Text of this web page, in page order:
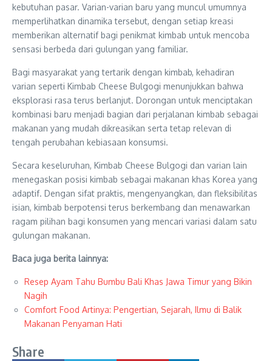
kebutuhan pasar. Varian-varian baru yang muncul umumnya
memperlihatkan dinamika tersebut, dengan setiap kreasi
memberikan alternatif bagi penikmat kimbab untuk mencoba
sensasi berbeda dari gulungan yang familiar.
Bagi masyarakat yang tertarik dengan kimbab, kehadiran
varian seperti Kimbab Cheese Bulgogi menunjukkan bahwa
eksplorasi rasa terus berlanjut. Dorongan untuk menciptakan
kombinasi baru menjadi bagian dari perjalanan kimbab sebagai
makanan yang mudah dikreasikan serta tetap relevan di
tengah perubahan kebiasaan konsumsi.
Secara keseluruhan, Kimbab Cheese Bulgogi dan varian lain
menegaskan posisi kimbab sebagai makanan khas Korea yang
adaptif. Dengan sifat praktis, mengenyangkan, dan fleksibilitas
isian, kimbab berpotensi terus berkembang dan menawarkan
ragam pilihan bagi konsumen yang mencari variasi dalam satu
gulungan makanan.
Baca juga berita lainnya:
Resep Ayam Tahu Bumbu Bali Khas Jawa Timur yang Bikin
Nagih
Comfort Food Artinya: Pengertian, Sejarah, Ilmu di Balik
Makanan Penyaman Hati
Share